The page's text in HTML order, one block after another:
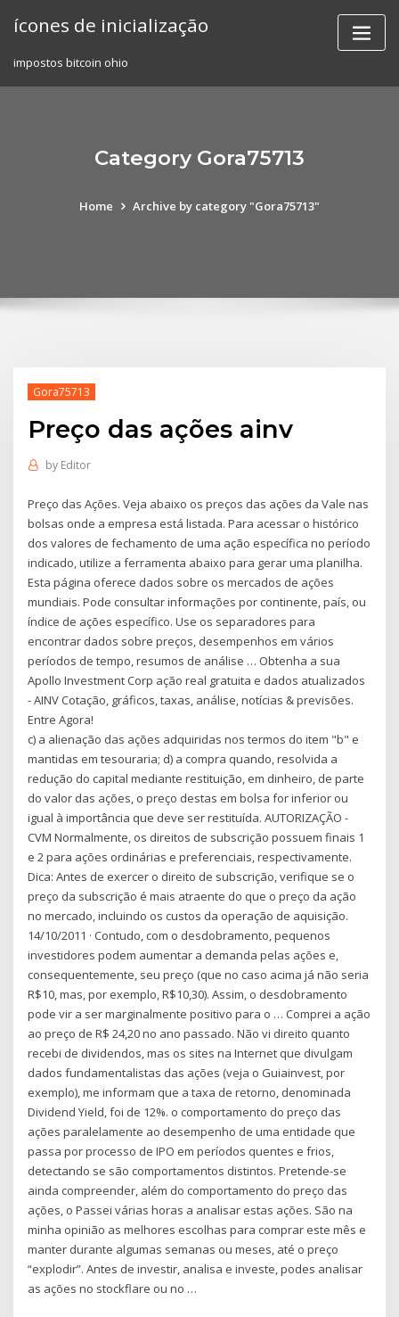
ícones de inicialização
impostos bitcoin ohio
Category Gora75713
Home Archive by category "Gora75713"
Gora75713
Preço das ações ainv
by Editor
Preço das Ações. Veja abaixo os preços das ações da Vale nas
bolsas onde a empresa está listada. Para acessar o histórico
dos valores de fechamento de uma ação específica no período
indicado, utilize a ferramenta abaixo para gerar uma planilha.
Esta página oferece dados sobre os mercados de ações
mundiais. Pode consultar informações por continente, país, ou
índice de ações específico. Use os separadores para
encontrar dados sobre preços, desempenhos em vários
períodos de tempo, resumos de análise … Obtenha a sua
Apollo Investment Corp ação real gratuita e dados atualizados
- AINV Cotação, gráficos, taxas, análise, notícias & previsões.
Entre Agora!
c) a alienação das ações adquiridas nos termos do item "b" e
mantidas em tesouraria; d) a compra quando, resolvida a
redução do capital mediante restituição, em dinheiro, de parte
do valor das ações, o preço destas em bolsa for inferior ou
igual à importância que deve ser restituída. AUTORIZAÇÃO -
CVM Normalmente, os direitos de subscrição possuem finais 1
e 2 para ações ordinárias e preferenciais, respectivamente.
Dica: Antes de exercer o direito de subscrição, verifique se o
preço da subscrição é mais atraente do que o preço da ação
no mercado, incluindo os custos da operação de aquisição.
14/10/2011 · Contudo, com o desdobramento, pequenos
investidores podem aumentar a demanda pelas ações e,
consequentemente, seu preço (que no caso acima já não seria
R$10, mas, por exemplo, R$10,30). Assim, o desdobramento
pode vir a ser marginalmente positivo para o … Comprei a ação
ao preço de R$ 24,20 no ano passado. Não vi direito quanto
recebi de dividendos, mas os sites na Internet que divulgam
dados fundamentalistas das ações (veja o Guiainvest, por
exemplo), me informam que a taxa de retorno, denominada
Dividend Yield, foi de 12%. o comportamento do preço das
ações paralelamente ao desempenho de uma entidade que
passa por processo de IPO em períodos quentes e frios,
detectando se são comportamentos distintos. Pretende-se
ainda compreender, além do comportamento do preço das
ações, o Passei várias horas a analisar estas ações. São na
minha opinião as melhores escolhas para comprar este mês e
manter durante algumas semanas ou meses, até o preço
“explodir”. Antes de investir, analisa e investe, podes analisar
as ações no stockflare ou no …